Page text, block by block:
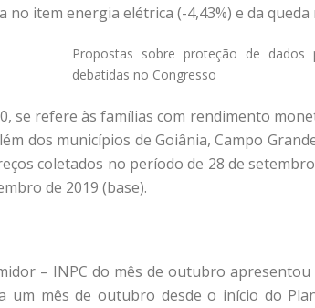
no item energia elétrica (-4,43%) e da queda
Propostas sobre proteção de dados
debatidas no Congresso
se refere às famílias com rendimento
dos municípios de Goiânia, Campo
coletados no período de 28 de
de 2019 (base).
– INPC do mês de outubro
um mês de outubro desde o início do